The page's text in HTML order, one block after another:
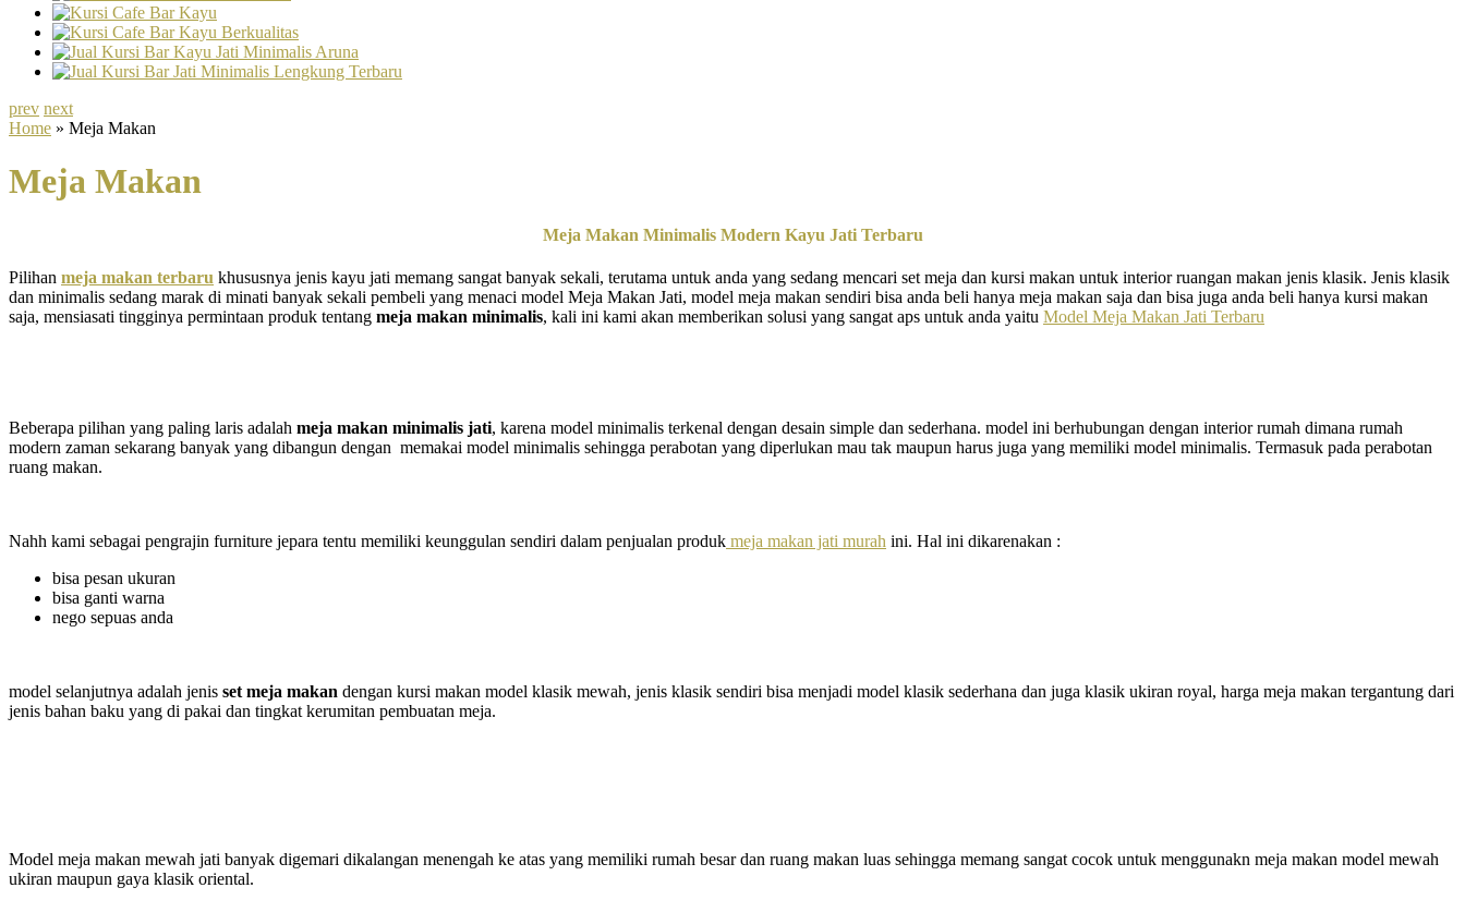
prev next
Home » Meja Makan
Meja Makan
Meja Makan Minimalis Modern Kayu Jati Terbaru
Pilihan meja makan terbaru khususnya jenis kayu jati memang sangat banyak sekali, terutama untuk anda yang sedang mencari set meja dan kursi makan untuk interior ruangan makan jenis klasik. Jenis klasik
dan minimalis sedang marak di minati banyak sekali pembeli yang menaci model Meja Makan Jati, model meja makan sendiri bisa anda beli hanya meja makan saja dan bisa juga anda beli hanya kursi makan
saja, mensiasati tingginya permintaan produk tentang meja makan minimalis, kali ini kami akan memberikan solusi yang sangat aps untuk anda yaitu Model Meja Makan Jati Terbaru
Beberapa pilihan yang paling laris adalah meja makan minimalis jati, karena model minimalis terkenal dengan desain simple dan sederhana. model ini berhubungan dengan interior rumah dimana rumah
modern zaman sekarang banyak yang dibangun dengan memakai model minimalis sehingga perabotan yang diperlukan mau tak maupun harus juga yang memiliki model minimalis. Termasuk pada perabotan
ruang makan.
Nahh kami sebagai pengrajin furniture jepara tentu memiliki keunggulan sendiri dalam penjualan produk meja makan jati murah ini. Hal ini dikarenakan :
bisa pesan ukuran
bisa ganti warna
nego sepuas anda
model selanjutnya adalah jenis set meja makan dengan kursi makan model klasik mewah, jenis klasik sendiri bisa menjadi model klasik sederhana dan juga klasik ukiran royal, harga meja makan tergantung dari
jenis bahan baku yang di pakai dan tingkat kerumitan pembuatan meja.
Model meja makan mewah jati banyak digemari dikalangan menengah ke atas yang memiliki rumah besar dan ruang makan luas sehingga memang sangat cocok untuk menggunakn meja makan model mewah
ukiran maupun gaya klasik oriental.